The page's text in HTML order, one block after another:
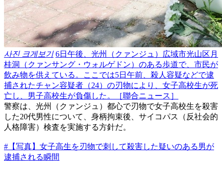
사진 크게보기 6日午後、光州（クァンジュ）広域市光山区月
桂洞（クァンサング・ウォルゲドン）のある歩道で、市民が
飲み物を供えている。ここでは5日午前、殺人容疑などで逮
捕されたチャン容疑者（24）の刃物により、女子高校生が死
亡し、男子高校生が負傷した。［聯合ニュース］
警察は、光州（クァンジュ）都心で刃物で女子高校生を殺害
した20代男性について、身柄拘束後、サイコパス（反社会的
人格障害）検査を実施する方針だ。
#【写真】女子高生を刃物で刺して殺害した疑いのある男が
逮捕される瞬間